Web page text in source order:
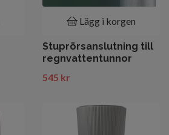
Lägg i korgen
Stuprörsanslutning till
regnvattentunnor
545 kr